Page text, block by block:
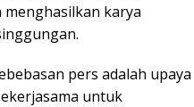
karya
pers adalah upaya
untuk